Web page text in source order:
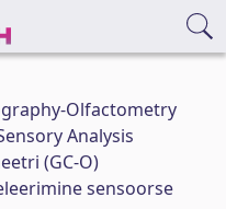
Olfactometry
Analysis
(GC-O)
sensoorse